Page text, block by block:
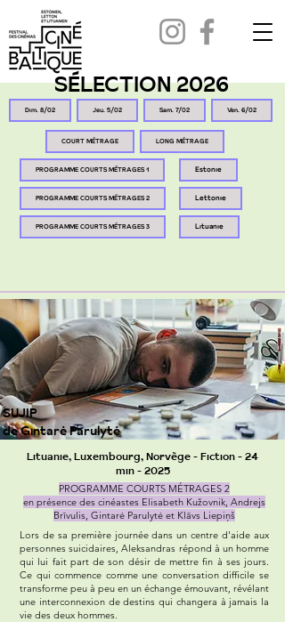
SÉLECTION 2026
Dim. 8/02 Jeu. 5/02 Sam. 7/02 Ven. 6/02
COURT MÉTRAGE LONG MÉTRAGE
PROGRAMME COURTS MÉTRAGES 1
PROGRAMME COURTS MÉTRAGES 2
PROGRAMME COURTS MÉTRAGES 3
Estonie
Lettonie
Lituanie
SUJIP
de Gintarė Parulytė
Lituanie, Luxembourg, Norvège - Fiction - 24
min - 2025
PROGRAMME COURTS MÉTRAGES 2
en présence des cinéastes Elisabeth Kužovnik, Andrejs
Brīvulis, Gintarė Parulytė et Klāvs Liepiņš
Lors de sa première journée dans un centre d'aide aux
personnes suicidaires, Aleksandras répond à un homme
qui lui fait part de son désir de mettre fin à ses jours.
Ce qui commence comme une conversation difficile se
transforme peu à peu en un échange émouvant, révélant
une interconnexion de destins qui changera à jamais la
vie des deux hommes.